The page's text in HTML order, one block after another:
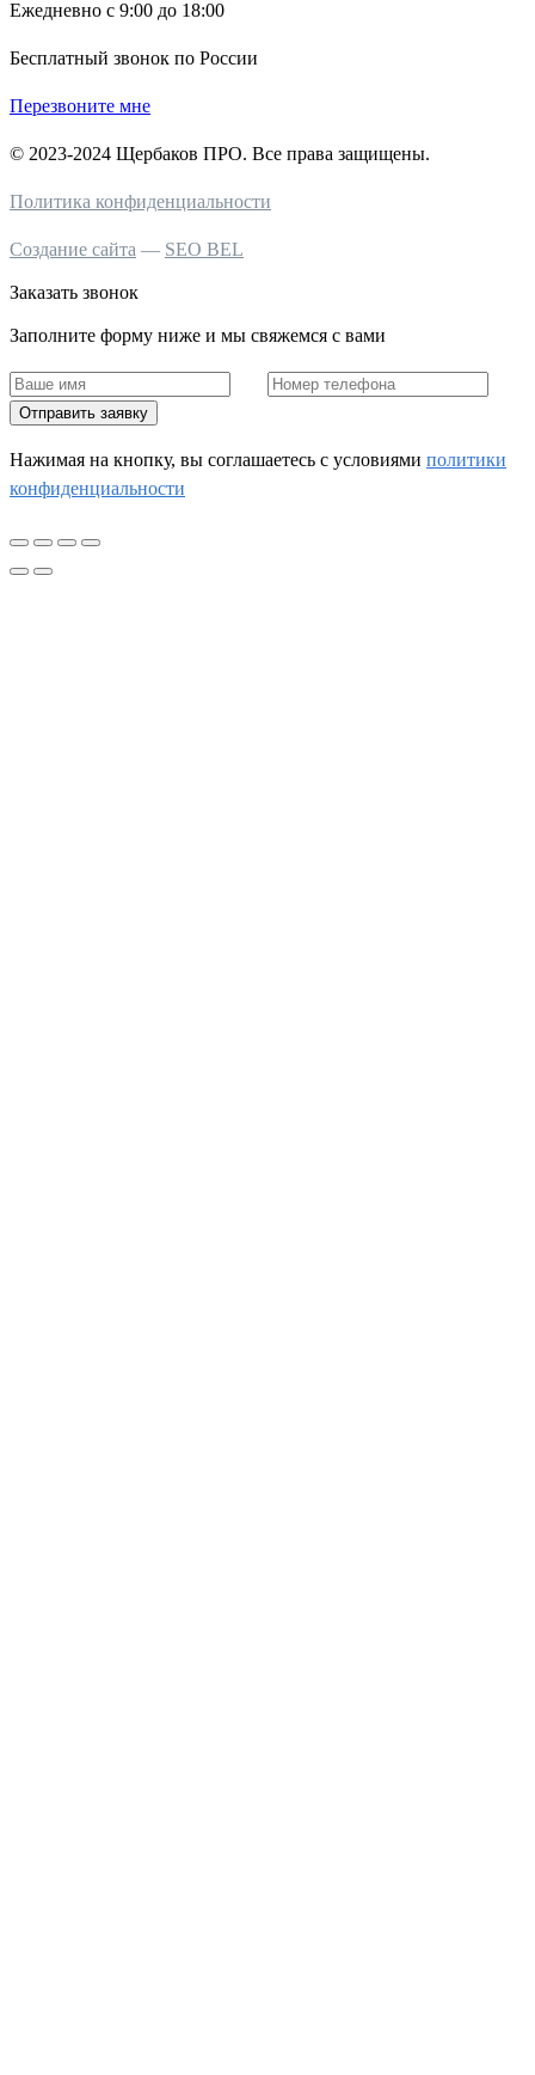
Ежедневно с 9:00 до 18:00
Бесплатный звонок по России
Перезвоните мне
© 2023-2024 Щербаков ПРО. Все права защищены.
Политика конфиденциальности
Создание сайта — SEO BEL
Заказать звонок
Заполните форму ниже и мы свяжемся с вами
Отправить заявку
Нажимая на кнопку, вы соглашаетесь c условиями политики
конфиденциальности